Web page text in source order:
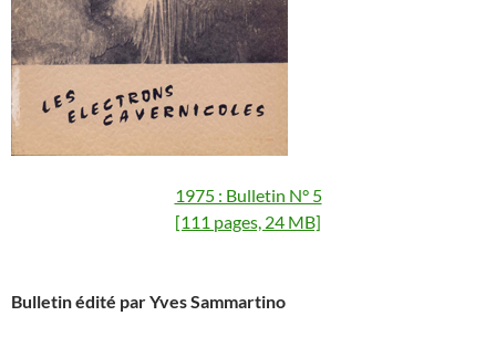
1975 : Bulletin N° 5
[111 pages, 24 MB]
Bulletin édité par Yves Sammartino